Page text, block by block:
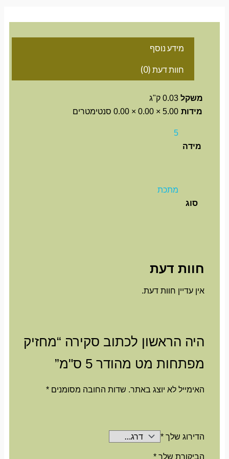
מידע נוסף
חוות דעת (0)
משקל 0.03 ק"ג
מידות 5.00 × 0.00 × 0.00 סנטימטרים
מידה
סוג
מתכת
חוות דעת
אין עדיין חוות דעת.
היה הראשון לכתוב סקירה “מחזיק
מפתחות מט מהודר 5 ס"מ”
האימייל לא יוצג באתר. שדות החובה מסומנים*
הדירוג שלך*
הביקורת שלך*